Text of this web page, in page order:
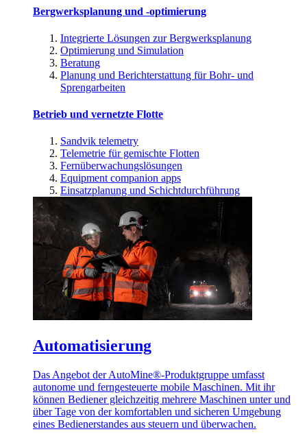
Bergwerksplanung und -optimierung
Integrierte Lösungen zur Bergwerksplanung
Optimierung und Simulation
Beratung
Planung und Berichterstattung für Bohr- und
Sprengarbeiten
Betrieb und vernetzte Flotte
Sandvik telemetry
Telemetrie für gemischte Flotten
Fernüberwachungslösungen
Equipment companion apps
Einsatzplanung und Schichtdurchführung
Automatisierung
Das Angebot der AutoMine®-Produktgruppe umfasst
autonome und ferngesteuerte mobile Maschinen. Mit ihr
können Bediener gleichzeitig mehrere Maschinen unter und
über Tage von der komfortablen und sicheren Umgebung
eines Bedienerstandes aus steuern und überwachen.